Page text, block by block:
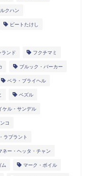
クハン
ビートたけし
ランド フクチマミ
ブルック・バーカー
ベラ・ブライヘル
ペズル
ケル・サンデル
コ
ラプラント
ネー・ヘッタ・チャン
ム マーク・ボイル